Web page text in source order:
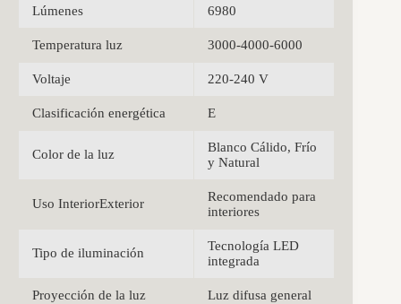
Lúmenes 6980
Temperatura luz 3000-4000-6000
Voltaje 220-240 V
Clasificación energética E
Color de la luz
Blanco Cálido, Frío
y Natural
Uso InteriorExterior
Recomendado para
interiores
Tipo de iluminación
Tecnología LED
integrada
Proyección de la luz Luz difusa general